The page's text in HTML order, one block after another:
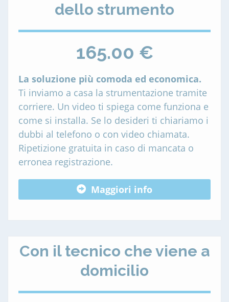
dello strumento
165.00 €
La soluzione più comoda ed economica.
Ti inviamo a casa la strumentazione tramite
corriere. Un video ti spiega come funziona e
come si installa. Se lo desideri ti chiariamo i
dubbi al telefono o con video chiamata.
Ripetizione gratuita in caso di mancata o
erronea registrazione.
Maggiori info
Con il tecnico che viene a
domicilio